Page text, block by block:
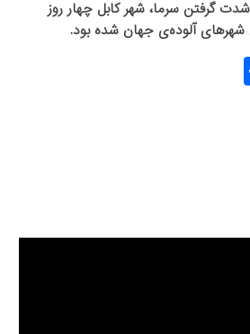
گرفتن سرما، شهر کابل چهار روز
آلوده‌ی جهان شده بود.